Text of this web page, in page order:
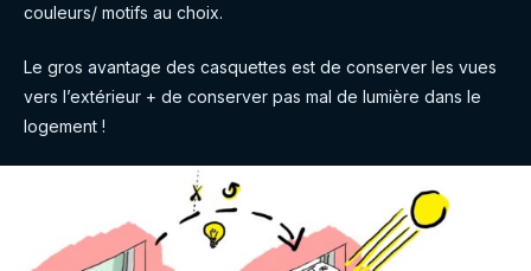
couleurs/ motifs au choix.
Le gros avantage des casquettes est de conserver les vues
vers l’extérieur + de conserver pas mal de lumière dans le
logement !